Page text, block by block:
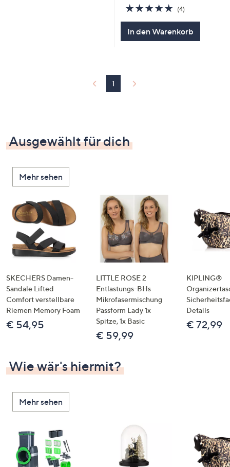
5.0
von
(4)4
In den Warenkorb
1
Ausgewählt für dich
Mehr sehen
SKECHERS Damen-
Sandale Lifted
Comfort verstellbare
Riemen Memory Foam
€ 54,95
LITTLE ROSE 2
Entlastungs-BHs
Mikrofasermischung
Passform Lady 1x
Spitze, 1x Basic
€ 59,99
KIPLING®
Details
€ 72,99
Wie wär's hiermit?
Mehr sehen